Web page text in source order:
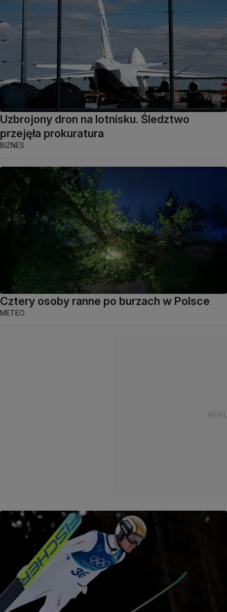
Uzbrojony dron na lotnisku. Śledztwo
przejęła prokuratura
BIZNES
Cztery osoby ranne po burzach w Polsce
METEO